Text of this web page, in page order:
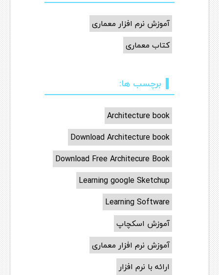
آموزش نرم افزار معماری
کتاب معماری
برچسب ها:
Architecture book
Download Architecture book
Download Free Architecure Book
Learning google Sketchup
Learning Software
آموزش اسکچاپ
آموزش نرم افزار معماری
ارائه با نرم افزار